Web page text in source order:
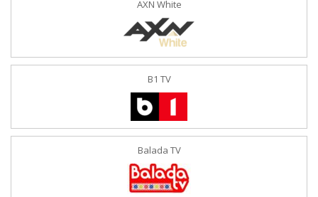
AXN White
B1 TV
Balada TV